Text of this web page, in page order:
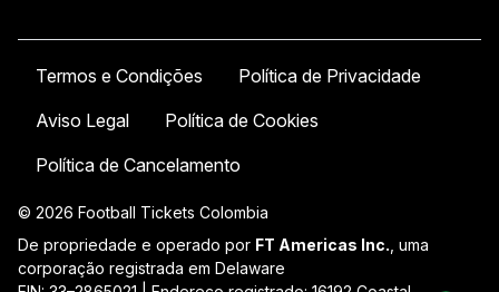
Termos e Condições
Política de Privacidade
Aviso Legal
Política de Cookies
Política de Cancelamento
© 2026 Football Tickets Colombia
De propriedade e operado por FT Americas Inc. , uma
corporação registrada em Delaware